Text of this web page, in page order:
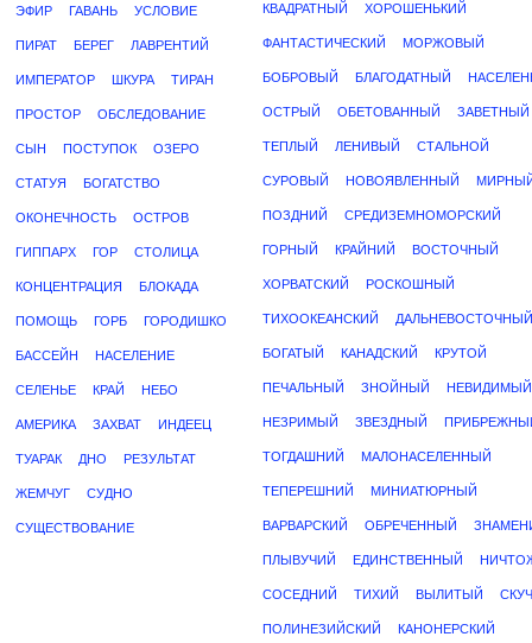
ЭФИР ГАВАНЬ УСЛОВИЕ
ПИРАТ БЕРЕГ ЛАВРЕНТИЙ
ИМПЕРАТОР ШКУРА ТИРАН
ПРОСТОР ОБСЛЕДОВАНИЕ
СЫН ПОСТУПОК ОЗЕРО
СТАТУЯ БОГАТСТВО
ОКОНЕЧНОСТЬ ОСТРОВ
ГИППАРХ ГОР СТОЛИЦА
КОНЦЕНТРАЦИЯ БЛОКАДА
ПОМОЩЬ ГОРБ ГОРОДИШКО
БАССЕЙН НАСЕЛЕНИЕ
СЕЛЕНЬЕ КРАЙ НЕБО
АМЕРИКА ЗАХВАТ ИНДЕЕЦ
ТУАРАК ДНО РЕЗУЛЬТАТ
ЖЕМЧУГ СУДНО
СУЩЕСТВОВАНИЕ
КВАДРАТНЫЙ ХОРОШЕНЬКИЙ
ФАНТАСТИЧЕСКИЙ МОРЖОВЫЙ
БОБРОВЫЙ БЛАГОДАТНЫЙ
ОСТРЫЙ ОБЕТОВАННЫЙ ЗАВЕТНЫЙ
ТЕПЛЫЙ ЛЕНИВЫЙ СТАЛЬНОЙ
СУРОВЫЙ НОВОЯВЛЕННЫЙ
ПОЗДНИЙ СРЕДИЗЕМНОМОРСКИЙ
ГОРНЫЙ КРАЙНИЙ ВОСТОЧНЫЙ
ХОРВАТСКИЙ РОСКОШНЫЙ
ТИХООКЕАНСКИЙ ДАЛЬНЕВОСТОЧНЫЙ
БОГАТЫЙ КАНАДСКИЙ КРУТОЙ
ПЕЧАЛЬНЫЙ ЗНОЙНЫЙ НЕВИДИМЫЙ
НЕЗРИМЫЙ ЗВЕЗДНЫЙ
ТОГДАШНИЙ МАЛОНАСЕЛЕННЫЙ
ТЕПЕРЕШНИЙ МИНИАТЮРНЫЙ
ВАРВАРСКИЙ ОБРЕЧЕННЫЙ
ПЛЫВУЧИЙ ЕДИНСТВЕННЫЙ
СОСЕДНИЙ ТИХИЙ ВЫЛИТЫЙ
ПОЛИНЕЗИЙСКИЙ КАНОНЕРСКИЙ